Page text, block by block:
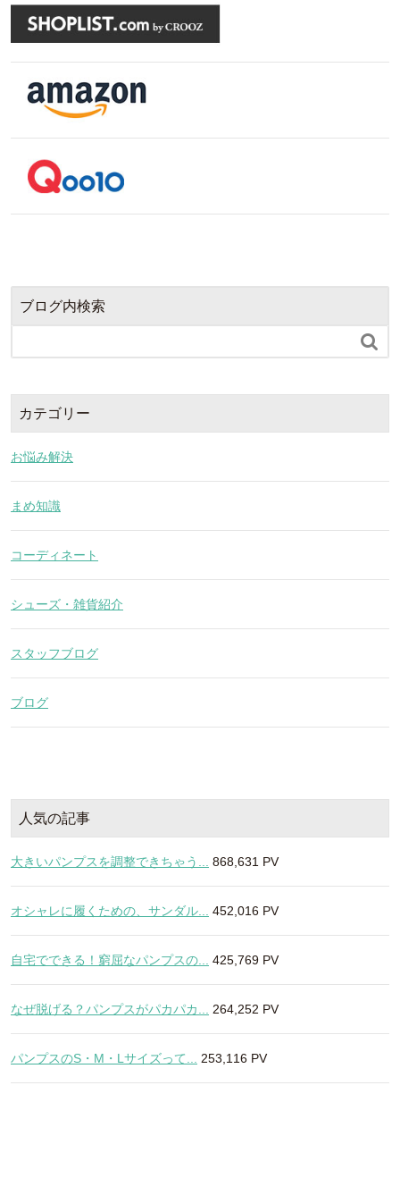
ブログ内検索

カテゴリー
お悩み解決
まめ知識
コーディネート
シューズ・雑貨紹介
スタッフブログ
ブログ
人気の記事
大きいパンプスを調整できちゃう... 868,631 PV
オシャレに履くための、サンダル... 452,016 PV
自宅でできる！窮屈なパンプスの... 425,769 PV
なぜ脱げる？パンプスがパカパカ... 264,252 PV
パンプスのS・M・Lサイズって... 253,116 PV